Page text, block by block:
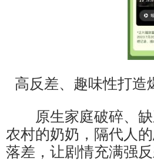
高反差、趣味性打造
原生家庭破碎、缺
农村的奶奶，隔代人
落差，让剧情充满强